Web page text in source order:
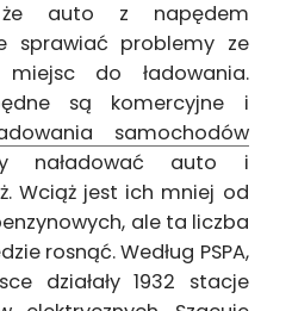
że auto z napędem
sprawiać problemy ze
do ładowania.
są komercyjne i
samochodów
naładować auto i
Wciąż jest ich mniej od
ale ta liczba
rosnąć. Według PSPA,
działały 1932 stacje